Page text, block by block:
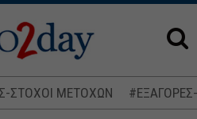
ΣΤΟΧΟΙ ΜΕΤΟΧΩΝ